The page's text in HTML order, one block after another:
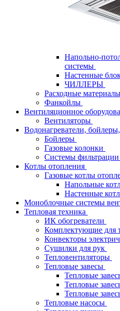
Напольно-
системы
Настенные
ЧИЛЛЕРЫ
Расходные
Фанкойлы
Вентиляционное
Вентиляторы
Водонагреватели,
Бойлеры
Газовые колонки
Системы
Котлы отопления
Газовые котлы
Напольные
Настенные
Моноблочные системы
Тепловая техника
ИК обогреватели
Комплектующие для
Конвекторы
Сушилки для рук
Тепловентиляторы
Тепловые завесы
Тепловые
Тепловые
Тепловые
Тепловые насосы